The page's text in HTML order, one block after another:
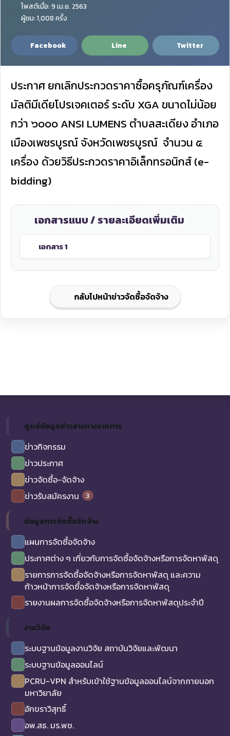
โพสต์เมื่อ: 9 เม.ย. 2563
ผู้ชม: 1,008 ครั้ง
Facebook Line Twitter
ประกาศ ยกเลิกประกวดราคาซื้อครุภัณฑ์เครื่อง
มัลติมีเดียโปรเจคเตอร์ ระดับ XGA ขนาดไม่น้อย
กว่า ๖๐๐๐ ANSI LUMENS ตำบลสะเดียง อำเภอ
เมืองเพชรบูรณ์ จังหวัดเพชรบูรณ์ จำนวน ๕
เครื่อง ด้วยวิธีประกวดราคาอิเล็กทรอนิกส์ (e-
bidding)
เอกสารแนบ / รายละเอียดเพิ่มเติม
เอกสาร 1
กลับไปหน้าข่าวจัดซื้อจัดจ้าง
ศูนย์ข้อมูลข่าวสารทางราชการ
ข่าวกิจกรรม
ข่าวประกาศ
ข่าวจัดซื้อ-จัดจ้าง
ข่าวรับสมัครงาน
3
ข้อมูลการจัดซื้อจัดจ้าง
แผนการจัดซื้อจัดจ้าง
ประกาศต่าง ๆ เกี่ยวกับการจัดซื้อจัดจ้างหรือการจัดหาพัสดุ
รายการการจัดซื้อจัดจ้างหรือการจัดหาพัสดุ และความ
ก้าวหน้าการจัดซื้อจัดจ้างหรือการจัดหาพัสดุ
รายงานผลการจัดซื้อจัดจ้างหรือการจัดหาพัสดุประจำปี
งานวิจัย
ระบบฐานข้อมูลงานวิจัย สถาบันวิจัยและพัฒนา
ระบบฐานข้อมูลออนไลน์
PCRU-VPN สำหรับเข้าใช้ฐานข้อมูลออนไลน์จากภายนอก
มหาวิยาลัย
อักขราวิสุทธิ์
อพ.สธ. มร.พช.